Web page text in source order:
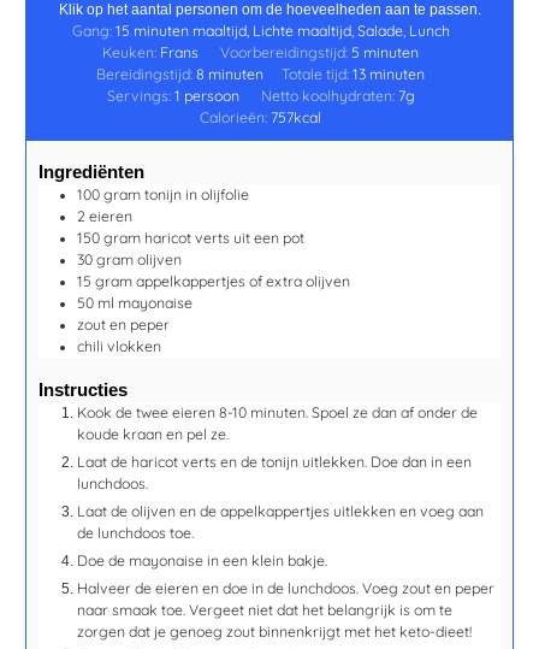
Klik op het aantal personen om de hoeveelheden aan te passen.
Gang: 15 minuten maaltijd, Lichte maaltijd, Salade, Lunch
Keuken: Frans Voorbereidingstijd: 5 minuten
Bereidingstijd:8 minuten Totale tijd: 13 minuten
Servings: 1 persoon Netto koolhydraten: 7g
Calorieën: 757kcal
Ingrediënten
100 gram tonijn in olijfolie
2 eieren
150 gram haricot verts uit een pot
30 gram olijven
15 gram appelkappertjes of extra olijven
50 ml mayonaise
zout en peper
chili vlokken
Instructies
Kook de twee eieren 8-10 minuten. Spoel ze dan af onder de
koude kraan en pel ze.
Laat de haricot verts en de tonijn uitlekken. Doe dan in een
lunchdoos.
Laat de olijven en de appelkappertjes uitlekken en voeg aan
de lunchdoos toe.
Doe de mayonaise in een klein bakje.
Halveer de eieren en doe in de lunchdoos. Voeg zout en peper
naar smaak toe. Vergeet niet dat het belangrijk is om te
zorgen dat je genoeg zout binnenkrijgt met het keto-dieet!